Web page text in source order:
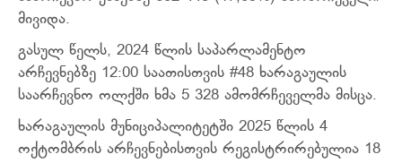
მივიდა.
გასულ წელს, 2024 წლის საპარლამენტო
არჩევნებზე 12:00 საათისთვის #48 ხარაგაულის
საარჩევნო ოლქში ხმა 5 328 ამომრჩეველმა მისცა.
ხარაგაულის მუნიციპალიტეტში 2025 წლის 4
ოქტომბრის არჩევნებისთვის რეგისტრირებულია 18